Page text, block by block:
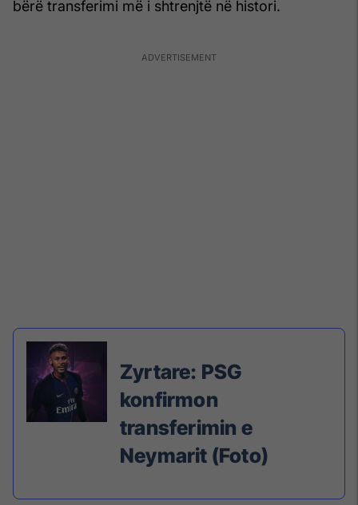
bërë transferimi më i shtrenjtë në histori.
Zyrtare: PSG
konfirmon
transferimin e
Neymarit (Foto)